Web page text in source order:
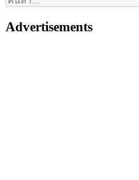
Advertisements